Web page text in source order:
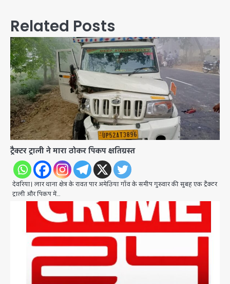
Related Posts
ट्रैक्टर ट्राली ने मारा ठोकर पिकप क्षतिग्रस्त
देवरिया। लार थाना क्षेत्र के रावत पार अमेठिया गाँव के समीप गुरुवार की सुबह एक ट्रैक्टर
ट्राली और पिकप में…